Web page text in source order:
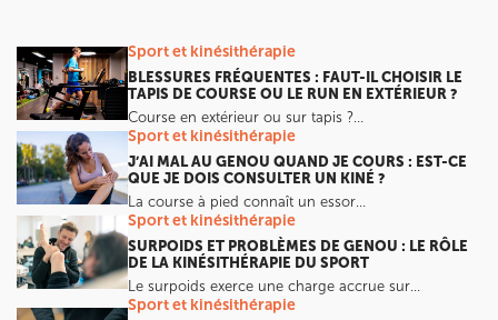
Sport et kinésithérapie
BLESSURES FRÉQUENTES : FAUT-IL CHOISIR LE
TAPIS DE COURSE OU LE RUN EN EXTÉRIEUR ?
Course en extérieur ou sur tapis ?…
Sport et kinésithérapie
J’AI MAL AU GENOU QUAND JE COURS : EST-CE
QUE JE DOIS CONSULTER UN KINÉ ?
La course à pied connaît un essor…
Sport et kinésithérapie
SURPOIDS ET PROBLÈMES DE GENOU : LE RÔLE
DE LA KINÉSITHÉRAPIE DU SPORT
Le surpoids exerce une charge accrue sur…
Sport et kinésithérapie